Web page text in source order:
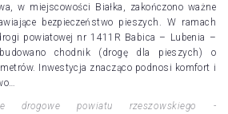
w miejscowości Białka, zakończono ważne
bezpieczeństwo pieszych. W ramach
powiatowej nr 1411R Babica – Lubenia –
chodnik (drogę dla pieszych) o
Inwestycja znacząco podnosi komfort i
drogowe powiatu rzeszowskiego -